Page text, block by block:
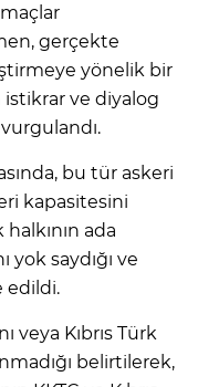
gerçekte
yönelik bir
ve diyalog
bu tür askeri
kapasitesini
halkının ada
yok saydığı ve
edildi.
veya Kıbrıs Türk
belirtilerek,